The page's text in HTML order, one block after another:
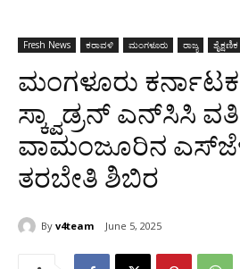
Fresh News ಕರಾವಳಿ ಮಂಗಳೂರು ರಾಜ್ಯ ಶೈಕ್ಷಣಿಕ
ಮಂಗಳೂರು
ಸ್ಕ್ವಾಡ್ರನ್ ಎನ್‌ಸಿಸಿ
ವಾಮಂಜೂರಿನ
ತರಬೇತಿ ಶಿಬಿರ
By v4team June 5, 2025